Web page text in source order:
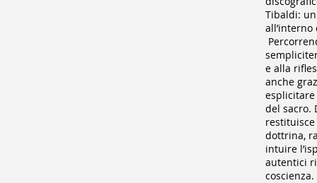
Tibaldi:
e alla
anche
esplicitare
del sacro.
dottrina,
intuire
autentici
coscienza.